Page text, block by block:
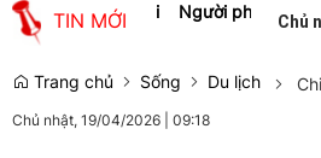
TIN MỚI
động Gia Lai Người phụ nữ ởChủ
Trang chủ Sống Du lịch
Chủ nhật, 19/04/2026 09:18